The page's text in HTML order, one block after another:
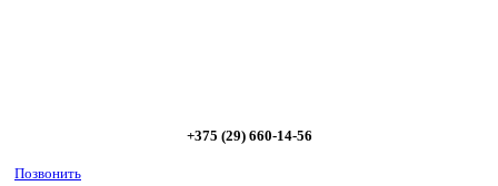
+375 (29) 660-14-56
Позвонить